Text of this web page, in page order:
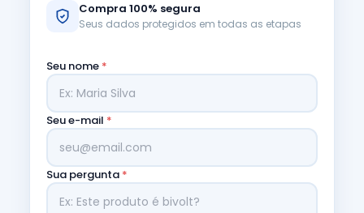
Compra 100% segura
Seus dados protegidos em todas as etapas
Seu nome *
Seu e-mail *
Sua pergunta *